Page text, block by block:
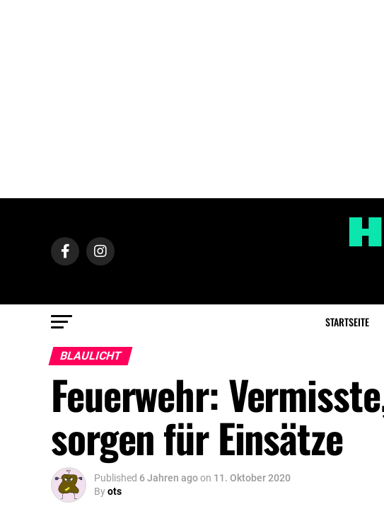
STARTSEITE
BLAULICHT
Feuerwehr:
sorgen für Einsätze
Published 6 Jahren agoon 11. Oktober 2020
Byots